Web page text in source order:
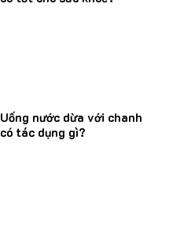
Uống nước dừa với chanh
có tác dụng gì?